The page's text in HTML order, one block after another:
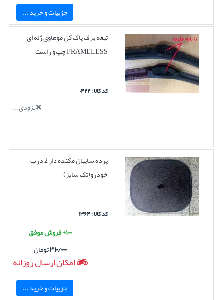
جزییات و خرید ...
تیغه برف پاک کن موهاوی ژله ای
FRAMELESS چپ و راست
کد کالا : ۰۴۲۲
بزودی...
پرده سایبان مکنده دار 2 درب
خودرو(تک سایز)
کد کالا : ۱۳۶۴
۱۰۰+ فروش موفق
۳۱۰/۰۰۰تومان
امکان ارسال روزانه
جزییات و خرید ...